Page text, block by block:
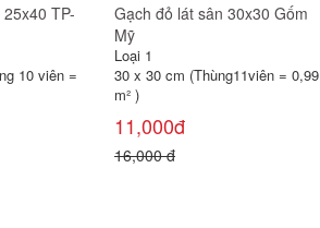
TP-
10 viên =
Gạch đỏ lát sân 30x30 Gốm
Mỹ
Loại 1
30 x 30 cm (Thùng11viên = 0,99
m² )
11,000đ
16,000 đ